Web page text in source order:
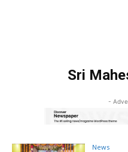
Sri
-
News